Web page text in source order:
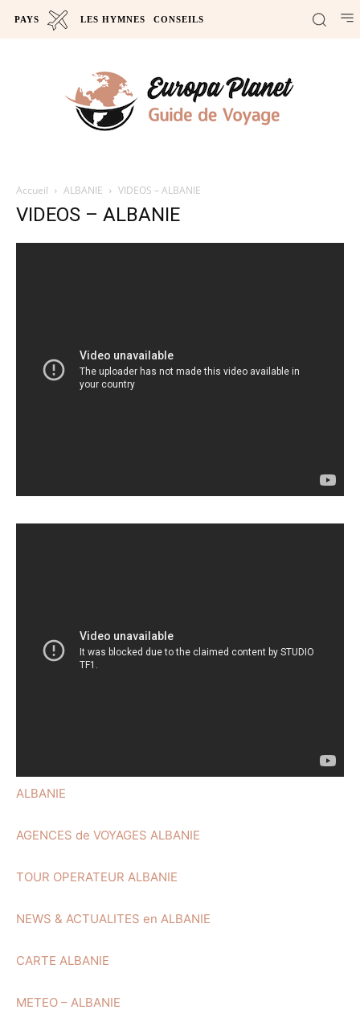
PAYS LES HYMNES CONSEILS
Accueil ALBANIE VIDEOS – ALBANIE
VIDEOS – ALBANIE
ALBANIE
AGENCES de VOYAGES ALBANIE
TOUR OPERATEUR ALBANIE
NEWS & ACTUALITES en ALBANIE
CARTE ALBANIE
METEO – ALBANIE